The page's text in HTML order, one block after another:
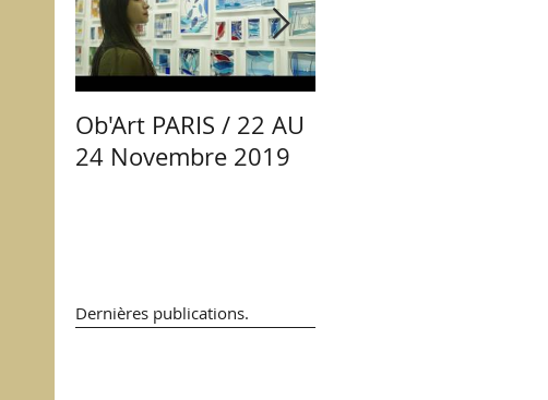
Ob'Art PARIS / 22 AU
24 Novembre 2019
Dernières publications.